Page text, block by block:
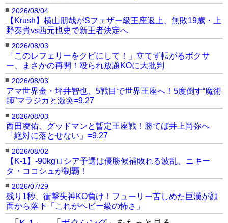
■ 2026/08/04
【Krush】横山朋哉がSフェザー級王座返上、無敗19歳・上
野奏貴vs西元也史で新王者決定へ
■ 2026/08/03
「このレフェリーをクビにして！」立てず転がるボクサ
ー、まさかの再開！殴られ放題KOに大批判
■ 2026/08/03
アマ世界金・坪井智也、5戦目で世界王座へ！5度倒す“魔術
師”マラジカと激突=9.27
■ 2026/08/03
西田凌佑、グッドマンと暫定王座戦！勝てば井上尚弥へ
「絶対に落とせない」=9.27
■ 2026/08/02
【K-1】-90kgロシア予選は優勝候補敗れる波乱、ニキー
タ・ココシュが制覇！
■ 2026/07/29
残り1秒、衝撃失神KO負け！フューリー苦しめた巨漢が顔
面から落下「これがヘビー級の怖さ」